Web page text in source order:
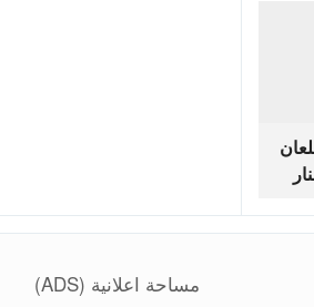
مساحة اعلانية (ADS)